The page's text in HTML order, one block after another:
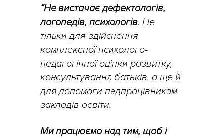
“Не вистачає дефектологів,
логопедів, психологів. Не
тільки для здійснення
комплексної психолого-
педагогічної оцінки розвитку,
консультування батьків, а ще й
для допомоги педпрацівникам
закладів освіти.
Ми працюємо над тим, щоб і